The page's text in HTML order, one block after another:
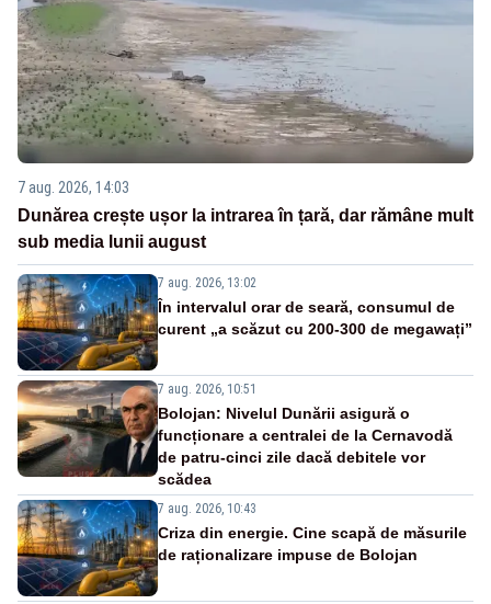
7 aug. 2026, 14:03
Dunărea crește ușor la intrarea în țară, dar rămâne mult
sub media lunii august
7 aug. 2026, 13:02
În intervalul orar de seară, consumul de
curent „a scăzut cu 200-300 de megawați”
7 aug. 2026, 10:51
Bolojan: Nivelul Dunării asigură o
funcționare a centralei de la Cernavodă
de patru-cinci zile dacă debitele vor
scădea
7 aug. 2026, 10:43
Criza din energie. Cine scapă de măsurile
de raționalizare impuse de Bolojan